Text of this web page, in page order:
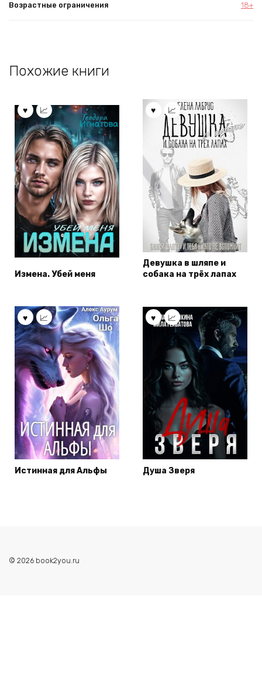
Возрастные ограничения 18+
Похожие книги
Измена. Убей меня
Девушка в шляпе и
собака на трёх лапах
Истинная для Альфы Душа Зверя
© 2026 book2you.ru